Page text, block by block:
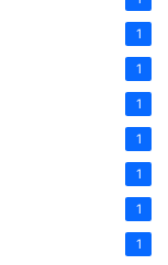
1
1
1
1
1
1
1